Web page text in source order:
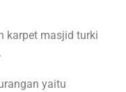
karpet masjid turki
yaitu